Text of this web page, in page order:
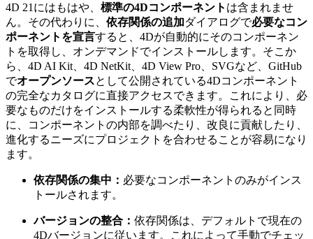
4D 21にはもはや、 標準の4Dコンポーネント は含まれませ
ん。その代わりに、 依存関係の追加ダイアログで必要なコン
ポーネントを宣言すると、4Dが自動的にそのコンポーネン
トを取得し、オンデマンドでインストールします。そこか
ら、4D AI Kit、4D NetKit、4D View Pro、SVGなど、GitHub
でオープンソースとして公開されている4Dコンポーネント
の完全なカタログに直接アクセスできます。これにより、必
要なものだけをインストールする柔軟性が得られると同時
に、コンポーネントの内部を調べたり、改良に貢献したり、
進化するニーズにプロジェクトを合わせることが容易になり
ます。
依存関係の集中： 必要なコンポーネントのみがインス
トールされます。
バージョンの整合： 依存関係は、デフォルトで現在の
4Dバージョンに従います。これによって手動でチェッ